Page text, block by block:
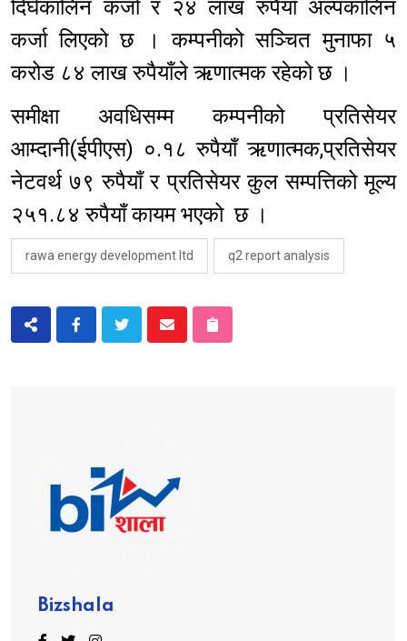
दिर्घकालिन कर्जा र २४ लाख रुपैयाँ अल्पकालिन
कर्जा लिएको छ । कम्पनीको सञ्चित मुनाफा ५
करोड ८४ लाख रुपैयाँले ऋणात्मक रहेको छ ।
समीक्षा अवधिसम्म कम्पनीको प्रतिसेयर
आम्दानी(ईपीएस) ०.१८ रुपैयाँ ऋणात्मक,प्रतिसेयर
नेटवर्थ ७९ रुपैयाँ र प्रतिसेयर कुल सम्पत्तिको मूल्य
२५१.८४ रुपैयाँ कायम भएको छ ।
rawa energy development ltd q2 report analysis
Bizshala